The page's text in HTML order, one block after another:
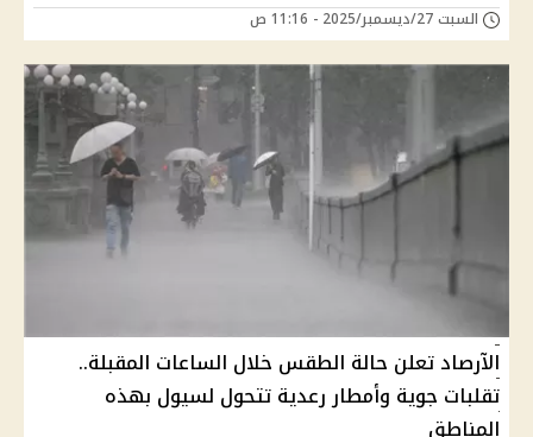
السبت 27/ديسمبر/2025 - 11:16 ص
الآرصاد تعلن حالة الطقس خلال الساعات المقبلة..
تقلبات جوية وأمطار رعدية تتحول لسيول بهذه
المناطق